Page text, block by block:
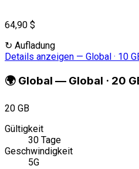
64,90 $
↻ Aufladung
Details anzeigen — Global · 10
🌍 Global — Global · 20
20 GB
Gültigkeit
30 Tage
Geschwindigkeit
5G